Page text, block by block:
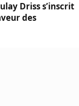
Driss s’inscrit
des